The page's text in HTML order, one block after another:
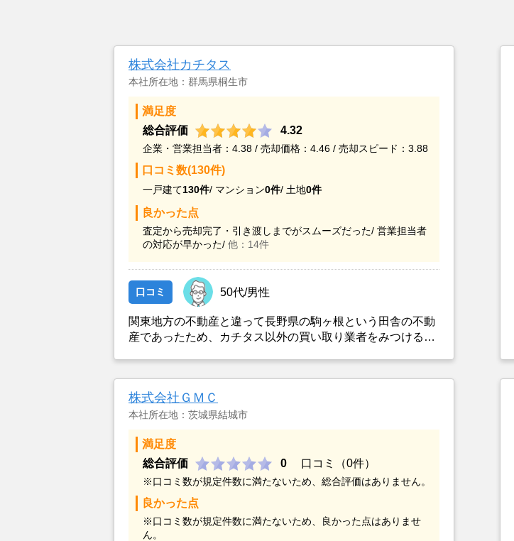
株式会社カチタス
本社所在地：群馬県桐生市
満足度
総合評価
4.32
企業・営業担当者：4.38 / 売却価格：4.46 / 売却スピード：3.88
口コミ数(130件)
一戸建て130件/ マンション0件/ 土地0件
良かった点
査定から売却完了・引き渡しまでがスムーズだった/ 営業担当者
の対応が早かった/ 他：14件
口コミ 50代/男性
関東地方の不動産と違って長野県の駒ヶ根という田舎の不動
産であったため、カチタス以外の買い取り業者をみつけるこ
株式会社ＧＭＣ
本社所在地：茨城県結城市
満足度
総合評価
0 口コミ（0件）
※口コミ数が規定件数に満たないため、総合評価はありません。
良かった点
※口コミ数が規定件数に満たないため、良かった点はありませ
ん。